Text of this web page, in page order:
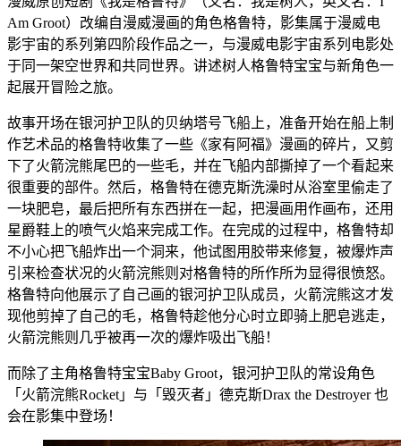
Am Groot）改编自漫威漫画的角色格鲁特，影集属于漫威电
影宇宙的系列第四阶段作品之一，与漫威电影宇宙系列电影处
于同一架空世界和共同世界。讲述树人格鲁特宝宝与新角色一
起展开冒险之旅。
故事开场在银河护卫队的贝纳塔号飞船上，准备开始在船上制
作艺术品的格鲁特收集了一些《家有阿福》漫画的碎片，又剪
下了火箭浣熊尾巴的一些毛，并在飞船内部撕掉了一个看起来
很重要的部件。然后，格鲁特在德克斯洗澡时从浴室里偷走了
一块肥皂，最后把所有东西拼在一起，把漫画用作画布，还用
星爵鞋上的喷气火焰来完成工作。在完成的过程中，格鲁特却
不小心把飞船炸出一个洞来，他试图用胶带来修复，被爆炸声
引来检查状况的火箭浣熊则对格鲁特的所作所为显得很愤怒。
格鲁特向他展示了自己画的银河护卫队成员，火箭浣熊这才发
现他剪掉了自己的毛，格鲁特趁他分心时立即骑上肥皂逃走，
火箭浣熊则几乎被再一次的爆炸吸出飞船！
而除了主角格鲁特宝宝Baby Groot，银河护卫队的常设角色
「火箭浣熊Rocket」与「毁灭者」德克斯Drax the Destroyer 也
会在影集中登场！